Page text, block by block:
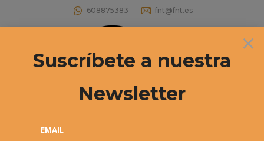
608875383 fnt@fnt.es
Buscar:
Archivos diarios: 11 enero, 2026
×
Suscríbete a nuestra
Newsletter
EMAIL